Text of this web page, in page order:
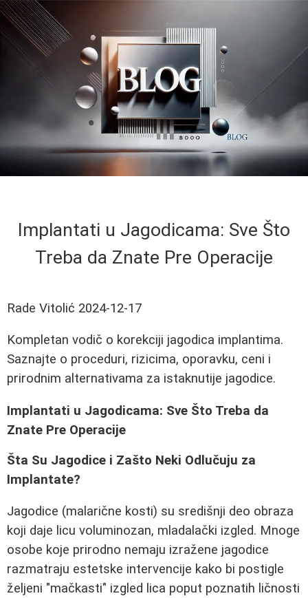
Implantati u Jagodicama: Sve Što
Treba da Znate Pre Operacije
Rade Vitolić 2024-12-17
Kompletan vodič o korekciji jagodica implantima.
Saznajte o proceduri, rizicima, oporavku, ceni i
prirodnim alternativama za istaknutije jagodice.
Implantati u Jagodicama: Sve Što Treba da
Znate Pre Operacije
Šta Su Jagodice i Zašto Neki Odlučuju za
Implantate?
Jagodice (malarične kosti) su središnji deo obraza
koji daje licu voluminozan, mladalački izgled. Mnoge
osobe koje prirodno nemaju izražene jagodice
razmatraju estetske intervencije kako bi postigle
željeni "mačkasti" izgled lica poput poznatih ličnosti